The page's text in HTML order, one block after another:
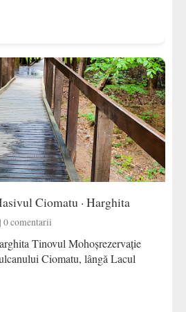
Ciomatu · Harghita
0 comentarii
Tinovul Mohoșrezervație
Ciomatu, lângă Lacul